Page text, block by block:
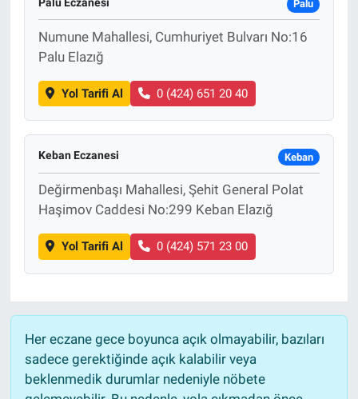
Palu
Numune Mahallesi, Cumhuriyet Bulvarı No:16
Palu Elazığ
Yol Tarifi Al 0 (424) 651 20 40
Keban Eczanesi Keban
Değirmenbaşı Mahallesi, Şehit General Polat
Haşimov Caddesi No:299 Keban Elazığ
Yol Tarifi Al 0 (424) 571 23 00
Her eczane gece boyunca açık olmayabilir, bazıları
sadece gerektiğinde açık kalabilir veya
beklenmedik durumlar nedeniyle nöbete